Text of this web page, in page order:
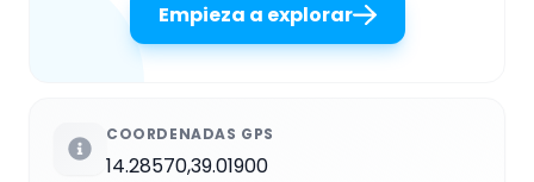
Empieza a explorar
COORDENADAS GPS
14.28570,39.01900